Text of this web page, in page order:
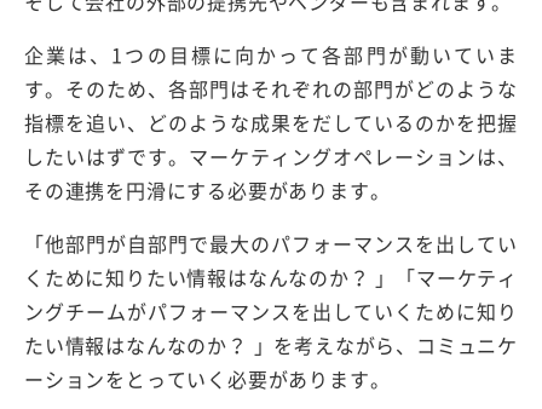
企業は、1つの目標に向かって各部門が動いていま
す。そのため、各部門はそれぞれの部門がどのような
指標を追い、どのような成果をだしているのかを把握
したいはずです。マーケティングオペレーションは、
その連携を円滑にする必要があります。
「他部門が自部門で最大のパフォーマンスを出してい
くために知りたい情報はなんなのか？ 」「マーケティ
ングチームがパフォーマンスを出していくために知り
たい情報はなんなのか？ 」を考えながら、コミュニケ
ーションをとっていく必要があります。